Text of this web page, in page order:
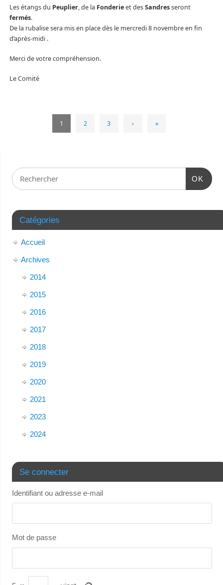
Les étangs du Peuplier, de la Fonderieet desSandresseront
fermés.
De la rubalise sera mis en place dès le mercredi 8 novembre en fin
d’après-midi .
Merci de votre compréhension.
Le Comité
1 2 3 › »
OK
Catégories
Accueil
Archives
2014
2015
2016
2017
2018
2019
2020
2021
2023
2024
Se connecter
Identifiant ou adresse e-mail
Mot de passe